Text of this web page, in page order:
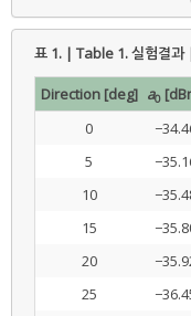
표 1. | Table 1.실험결
Direction [deg] a0
0
5
10
15
20
25